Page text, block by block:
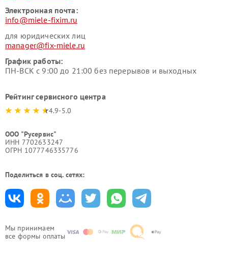
Мы принимаем
все формы оплаты
Электронная почта:
info@miele-fixim.ru
для юридических лиц
manager@fix-miele.ru
График работы:
ПН-ВСК с 9:00 до 21:00 без перерывов и выходных
Рейтинг сервисного центра
4.9-5.0
ООО "Русервис"
ИНН 7702633247
ОГРН 1077746335776
Поделиться в соц. сетях: